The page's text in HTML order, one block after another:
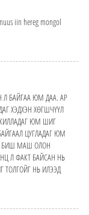
iin hereg mongol
Л БАЙГАА ЮМ ДАА. АР
ХЭДХЭН ХӨГШЧҮҮЛ
ЮМ ШИГ
ЦУГЛАДАГ ЮМ
БИШ МАШ ОЛОН
Л ФАКТ БАЙСАН НЬ
ТОЛГОЙГ НЬ ИЛЭЭД